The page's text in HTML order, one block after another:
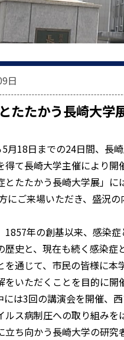
日
とたたかう長崎大
月18日までの24日間、長
得て長崎大学主催により開
とたたかう長崎大学展」に
にご来場いただき、盛況の
1857年の創基以来、感染症
歴史と、現在も続く感染症
を通じて、市民の皆様に本
をいただくことを目的に開
には3回の講演会を開催、
ルス病制圧への取り組みを
立ち向かう長崎大学の研究